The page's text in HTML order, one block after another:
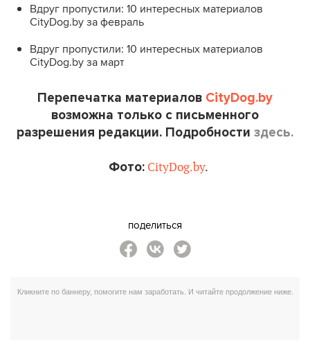
Вдруг пропустили: 10 интересных материалов
CityDog.by за февраль
Вдруг пропустили: 10 интересных материалов
CityDog.by за март
Перепечатка материалов CityDog.by
возможна только с письменного
разрешения редакции. Подробности здесь.
Фото: CityDog.by.
поделиться